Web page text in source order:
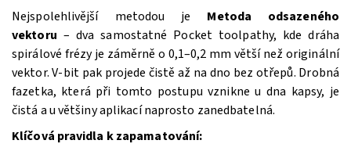
Nejspolehlivější metodou je Metoda odsazeného
vektoru – dva samostatné Pocket toolpathy, kde dráha
spirálové frézy je záměrně o 0,1–0,2 mm větší než originální
vektor. V-bit pak projede čistě až na dno bez otřepů. Drobná
fazetka, která při tomto postupu vznikne u dna kapsy, je
čistá a u většiny aplikací naprosto zanedbatelná.
Klíčová pravidla k zapamatování: